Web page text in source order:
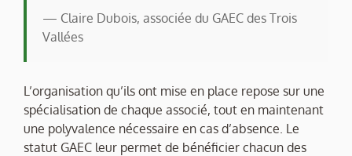
— Claire Dubois, associée du GAEC des Trois
Vallées
L’organisation qu’ils ont mise en place repose sur une
spécialisation de chaque associé, tout en maintenant
une polyvalence nécessaire en cas d’absence. Le
statut GAEC leur permet de bénéficier chacun des